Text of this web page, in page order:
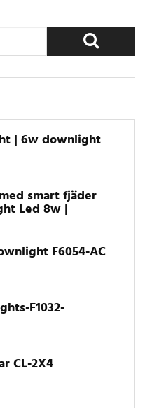
| 6w downlight
smart fjäder
Led 8w |
F6054-AC
F1032-
CL-2X4